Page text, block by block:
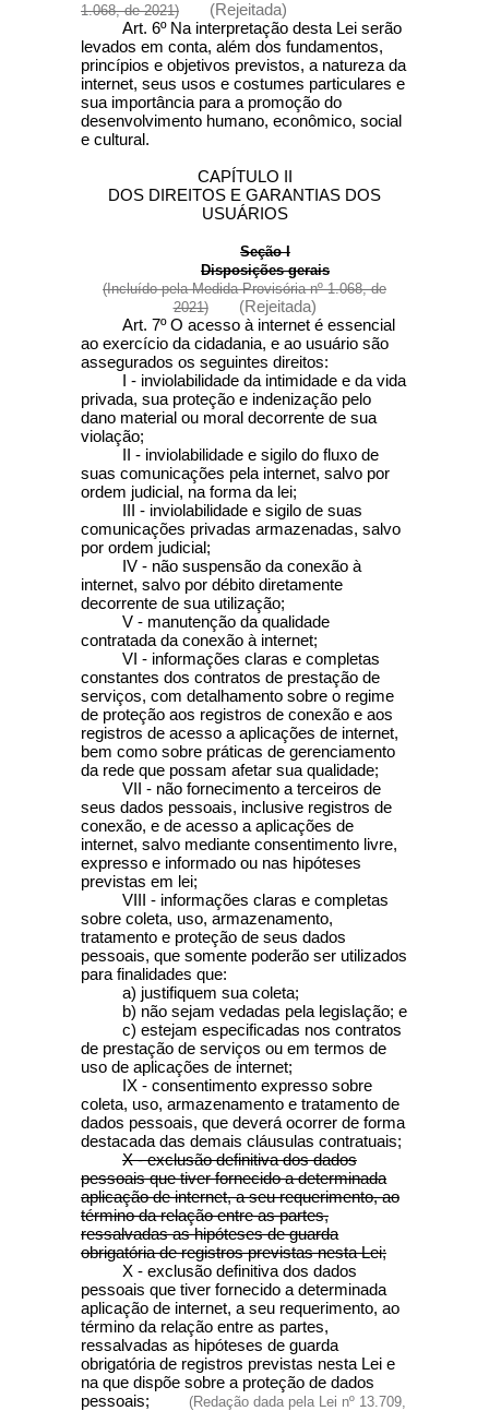
1.068, de 2021)
(Rejeitada)
Art. 6º Na interpretação desta Lei serão
levados em conta, além dos fundamentos,
princípios e objetivos previstos, a natureza da
internet, seus usos e costumes particulares e
sua importância para a promoção do
desenvolvimento humano, econômico, social
e cultural.
CAPÍTULO II
DOS DIREITOS E GARANTIAS DOS
USUÁRIOS
Seção I
Disposições gerais
(Incluído pela Medida Provisória nº 1.068, de
2021)
(Rejeitada)
Art. 7º O acesso à internet é essencial
ao exercício da cidadania, e ao usuário são
assegurados os seguintes direitos:
I - inviolabilidade da intimidade e da vida
privada, sua proteção e indenização pelo
dano material ou moral decorrente de sua
violação;
II - inviolabilidade e sigilo do fluxo de
suas comunicações pela internet, salvo por
ordem judicial, na forma da lei;
III - inviolabilidade e sigilo de suas
comunicações privadas armazenadas, salvo
por ordem judicial;
IV - não suspensão da conexão à
internet, salvo por débito diretamente
decorrente de sua utilização;
V - manutenção da qualidade
contratada da conexão à internet;
VI - informações claras e completas
constantes dos contratos de prestação de
serviços, com detalhamento sobre o regime
de proteção aos registros de conexão e aos
registros de acesso a aplicações de internet,
bem como sobre práticas de gerenciamento
da rede que possam afetar sua qualidade;
VII - não fornecimento a terceiros de
seus dados pessoais, inclusive registros de
conexão, e de acesso a aplicações de
internet, salvo mediante consentimento livre,
expresso e informado ou nas hipóteses
previstas em lei;
VIII - informações claras e completas
sobre coleta, uso, armazenamento,
tratamento e proteção de seus dados
pessoais, que somente poderão ser utilizados
para finalidades que:
a) justifiquem sua coleta;
b) não sejam vedadas pela legislação; e
c) estejam especificadas nos contratos
de prestação de serviços ou em termos de
uso de aplicações de internet;
IX - consentimento expresso sobre
coleta, uso, armazenamento e tratamento de
dados pessoais, que deverá ocorrer de forma
destacada das demais cláusulas contratuais;
X - exclusão definitiva dos dados
pessoais que tiver fornecido a determinada
aplicação de internet, a seu requerimento, ao
término da relação entre as partes,
ressalvadas as hipóteses de guarda
obrigatória de registros previstas nesta Lei;
X - exclusão definitiva dos dados
pessoais que tiver fornecido a determinada
aplicação de internet, a seu requerimento, ao
término da relação entre as partes,
ressalvadas as hipóteses de guarda
obrigatória de registros previstas nesta Lei e
na que dispõe sobre a proteção de dados
pessoais;
(Redação dada pela Lei nº 13.709,